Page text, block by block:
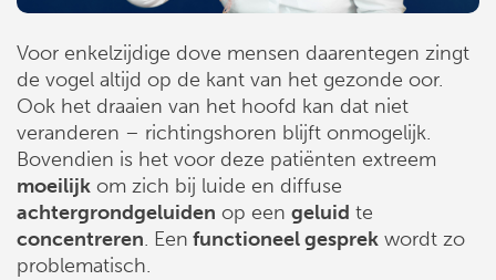
Voor enkelzijdige dove mensen daarentegen zingt
de vogel altijd op de kant van het gezonde oor.
Ook het draaien van het hoofd kan dat niet
veranderen – richtingshoren blijft onmogelijk.
Bovendien is het voor deze patiënten extreem
moeilijk om zich bij luide en diffuse
achtergrondgeluiden op een geluid te
concentreren. Een functioneel gesprek wordt zo
problematisch.